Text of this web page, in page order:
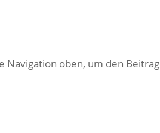
Navigation oben, um den Beitrag